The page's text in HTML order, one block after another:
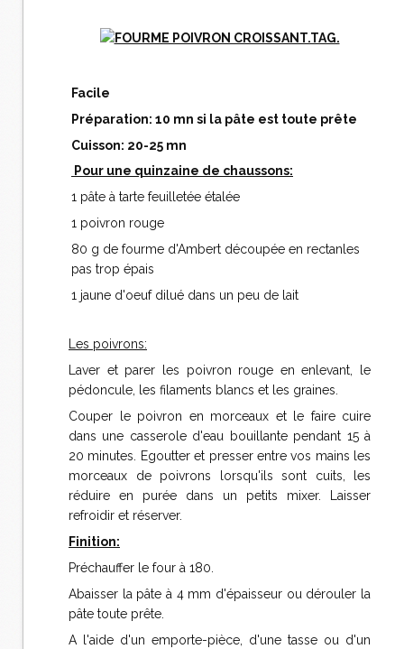
Facile
Préparation: 10 mn si la pâte est toute prête
Cuisson: 20-25 mn
Pour une quinzaine de chaussons:
1 pâte à tarte feuilletée étalée
1 poivron rouge
80 g de fourme d'Ambert découpée en rectanles
pas trop épais
1 jaune d'oeuf dilué dans un peu de lait
Les poivrons:
Laver et parer les poivron rouge en enlevant, le
pédoncule, les filaments blancs et les graines.
Couper le poivron en morceaux et le faire cuire
dans une casserole d'eau bouillante pendant 15 à
20 minutes. Egoutter et presser entre vos mains les
morceaux de poivrons lorsqu'ils sont cuits, les
réduire en purée dans un petits mixer. Laisser
refroidir et réserver.
Finition:
Préchauffer le four à 180.
Abaisser la pâte à 4 mm d'épaisseur ou dérouler la
pâte toute prête.
A l'aide d'un emporte-pièce, d'une tasse ou d'un